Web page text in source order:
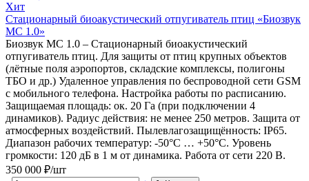
Хит
Стационарный биоакустический отпугиватель птиц «Биозвук
МС 1.0»
Биозвук МС 1.0 – Стационарный биоакустический
отпугиватель птиц. Для защиты от птиц крупных объектов
(лётные поля аэропортов, складские комплексы, полигоны
ТБО и др.) Удаленное управления по беспроводной сети GSM
с мобильного телефона. Настройка работы по расписанию.
Защищаемая площадь: ок. 20 Га (при подключении 4
динамиков). Радиус действия: не менее 250 метров. Защита от
атмосферных воздействий. Пылевлагозащищённость: IP65.
Диапазон рабочих температур: -50°C … +50°C. Уровень
громкости: 120 дБ в 1 м от динамика. Работа от сети 220 В.
350 000 ₽/шт